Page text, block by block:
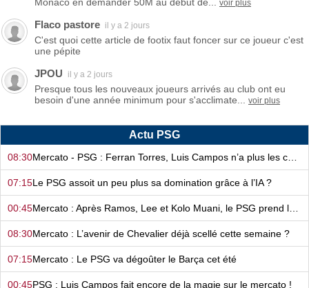
voir plus
Flaco pastore il y a 2 jours
C'est quoi cette article de footix faut foncer sur ce joueur c'est
une pépite
JPOU il y a 2 jours
Presque tous les nouveaux joueurs arrivés au club ont eu
besoin d'une année minimum pour s'acclimate...
voir plus
Actu PSG
08:30
07:15Le PSG assoit un peu plus sa domination grâce à l’IA ?
00:45
08:30Mercato : L’avenir de Chevalier déjà scellé cette semaine ?
07:15Mercato : Le PSG va dégoûter le Barça cet été
00:45PSG : Luis Campos fait encore de la magie sur le mercato !